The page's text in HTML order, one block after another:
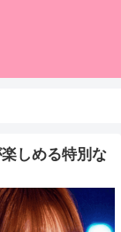
しめる特別な